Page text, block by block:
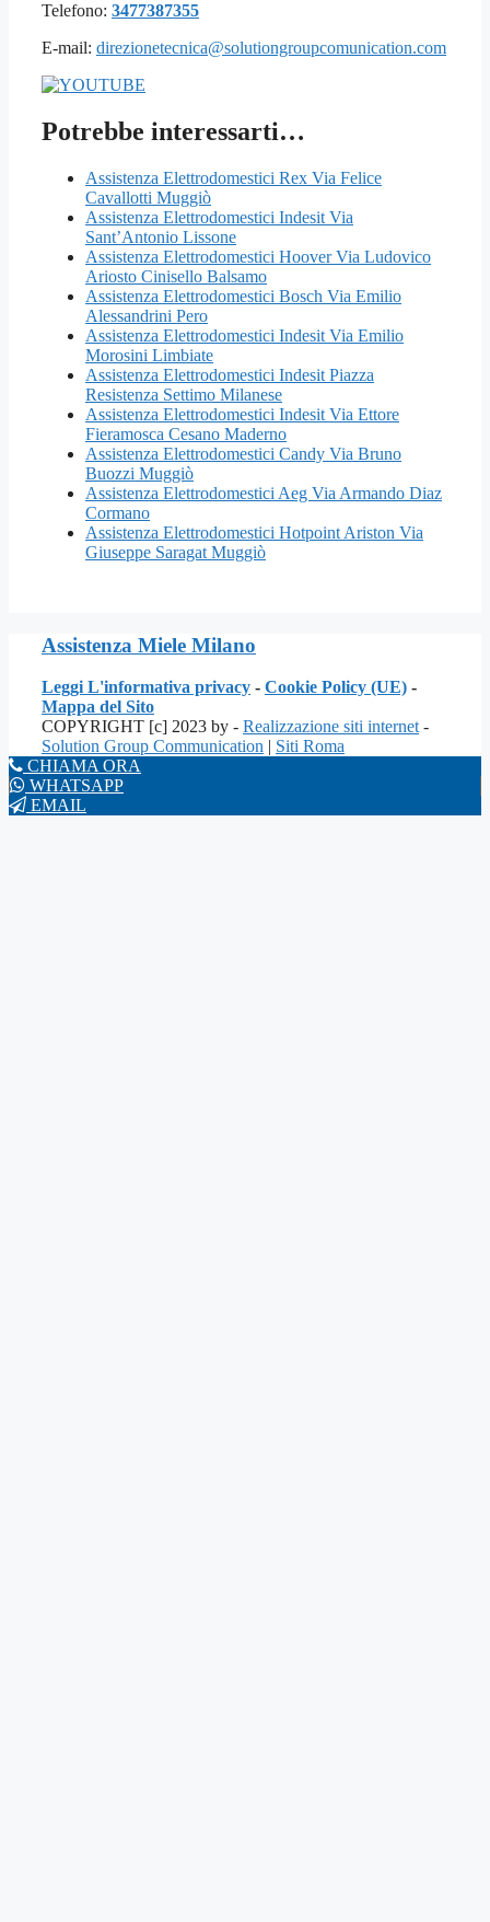
Telefono: 3477387355
E-mail: direzionetecnica@solutiongroupcomunication.com
Potrebbe interessarti…
Assistenza Elettrodomestici Rex Via Felice
Cavallotti Muggiò
Assistenza Elettrodomestici Indesit Via
Sant’Antonio Lissone
Assistenza Elettrodomestici Hoover Via Ludovico
Ariosto Cinisello Balsamo
Assistenza Elettrodomestici Bosch Via Emilio
Alessandrini Pero
Assistenza Elettrodomestici Indesit Via Emilio
Morosini Limbiate
Assistenza Elettrodomestici Indesit Piazza
Resistenza Settimo Milanese
Assistenza Elettrodomestici Indesit Via Ettore
Fieramosca Cesano Maderno
Assistenza Elettrodomestici Candy Via Bruno
Buozzi Muggiò
Assistenza Elettrodomestici Aeg Via Armando Diaz
Cormano
Assistenza Elettrodomestici Hotpoint Ariston Via
Giuseppe Saragat Muggiò
Assistenza Miele Milano
Leggi L'informativa privacy - Cookie Policy (UE) -
Mappa del Sito
COPYRIGHT [c] 2023 by - Realizzazione siti internet -
Solution Group Communication | Siti Roma
CHIAMA ORA
WHATSAPP
EMAIL